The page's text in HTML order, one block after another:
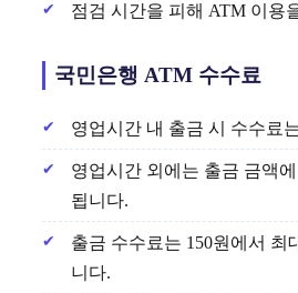
점검 시간을 피해 ATM 이용
국민은행 ATM 수수료
영업시간 내 출금 시 수수료
영업시간 외에는 출금 금액
됩니다.
출금 수수료는 150원에서 최
니다.